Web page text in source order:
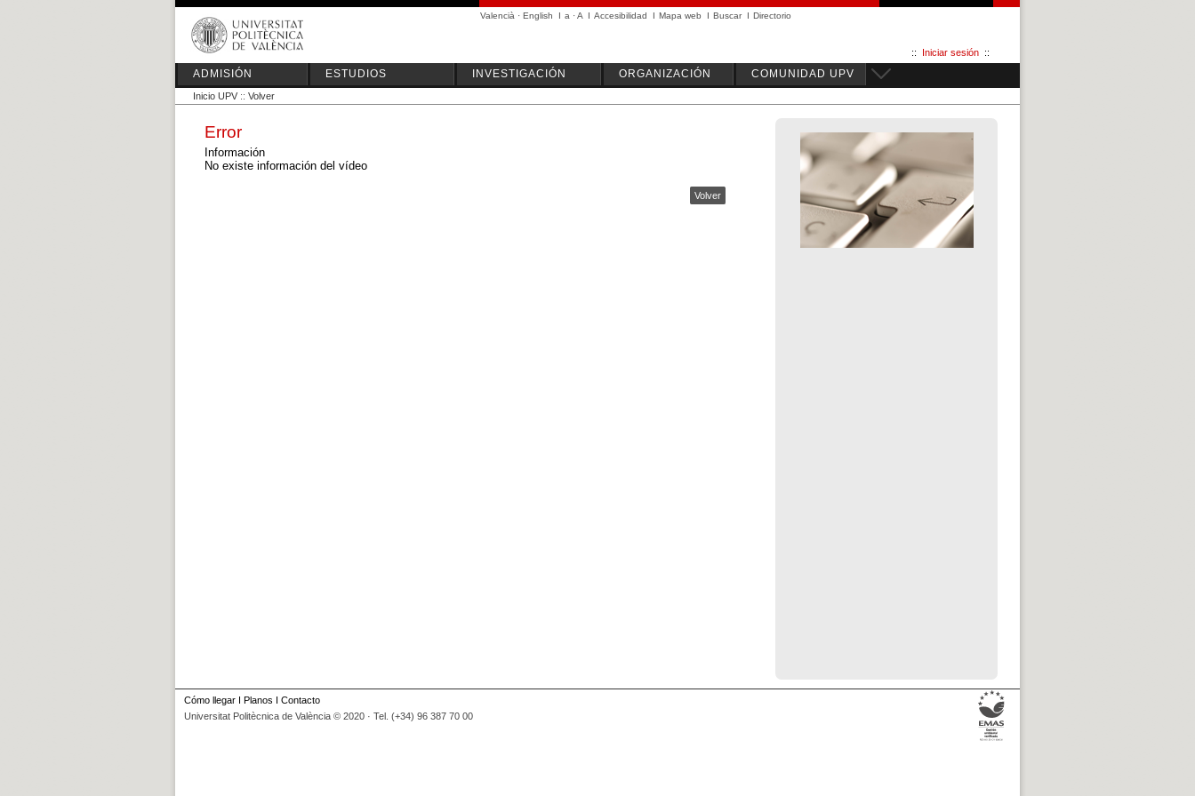
Valencià · English I a ·A I Accesibilidad I Mapa web I Buscar I Directorio
:: Iniciar sesión ::
ADMISIÓN ESTUDIOS INVESTIGACIÓN ORGANIZACIÓN COMUNIDAD UPV
Inicio UPV :: Volver
Error
Información
No existe información del vídeo
Volver
Cómo llegar I Planos I Contacto
Universitat Politècnica de València © 2020 · Tel. (+34) 96 387 70 00